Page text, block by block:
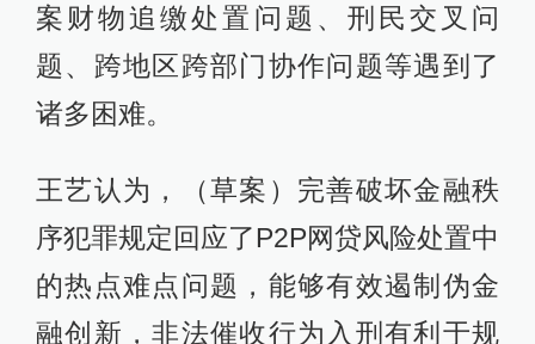
案财物追缴处置问题、刑民交叉问
题、跨地区跨部门协作问题等遇到了
诸多困难。
王艺认为，（草案）完善破坏金融秩
序犯罪规定回应了P2P网贷风险处置中
的热点难点问题，能够有效遏制伪金
融创新，非法催收行为入刑有利于规